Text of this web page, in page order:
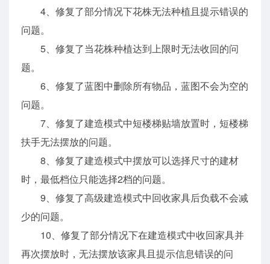
4、修复了部分情况下花株无法种植且提示错误的
问题。
5、修复了当花株种植达到上限时无法收回的问
题。
6、修复了蓝图中删除所有物品，蓝图不会为空的
问题。
7、修复了建造模式中短楼梯贴墙放置时，短楼梯
扶手无法摆放的问题。
8、修复了建造模式中摆放可以选择尺寸的建材
时，最低档位只能选择2档的问题。
9、修复了高级建造模式中回收家具后负载不会减
少的问题。
10、修复了部分情况下在建造模式中收回家具并
再次摆放时，无法摆放该家具且提示信息错误的问